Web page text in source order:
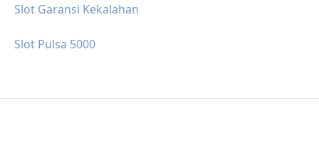
Slot Garansi Kekalahan
Slot Pulsa 5000